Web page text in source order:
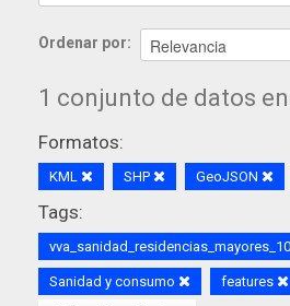
Ordenar por
1 conjunto de datos
Formatos:
KML SHP GeoJSON
Tags:
Sanidad y consumo features